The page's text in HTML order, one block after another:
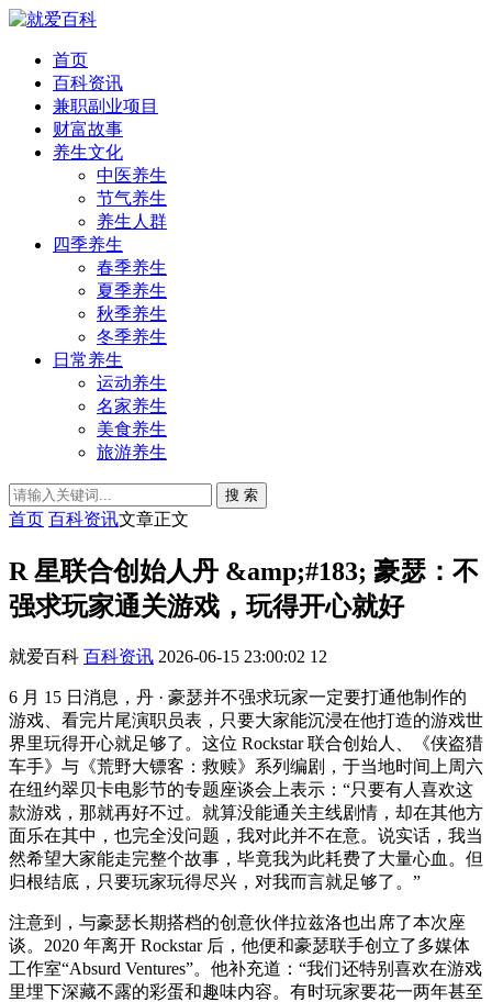
首页
百科资讯
兼职副业项目
财富故事
养生文化
中医养生
节气养生
养生人群
四季养生
春季养生
夏季养生
秋季养生
冬季养生
日常养生
运动养生
名家养生
美食养生
旅游养生
搜 索
首页 百科资讯文章正文
R 星联合创始人丹 &amp;#183; 豪瑟：不
强求玩家通关游戏，玩得开心就好
就爱百科 百科资讯 2026-06-15 23:00:02 12
6 月 15 日消息，丹 · 豪瑟并不强求玩家一定要打通他制作的
游戏、看完片尾演职员表，只要大家能沉浸在他打造的游戏世
界里玩得开心就足够了。这位 Rockstar 联合创始人、《侠盗猎
车手》与《荒野大镖客：救赎》系列编剧，于当地时间上周六
在纽约翠贝卡电影节的专题座谈会上表示：“只要有人喜欢这
款游戏，那就再好不过。就算没能通关主线剧情，却在其他方
面乐在其中，也完全没问题，我对此并不在意。说实话，我当
然希望大家能走完整个故事，毕竟我为此耗费了大量心血。但
归根结底，只要玩家玩得尽兴，对我而言就足够了。”
注意到，与豪瑟长期搭档的创意伙伴拉兹洛也出席了本次座
谈。2020 年离开 Rockstar 后，他便和豪瑟联手创立了多媒体
工作室“Absurd Ventures”。他补充道：“我们还特别喜欢在游戏
里埋下深藏不露的彩蛋和趣味内容。有时玩家要花一两年甚至